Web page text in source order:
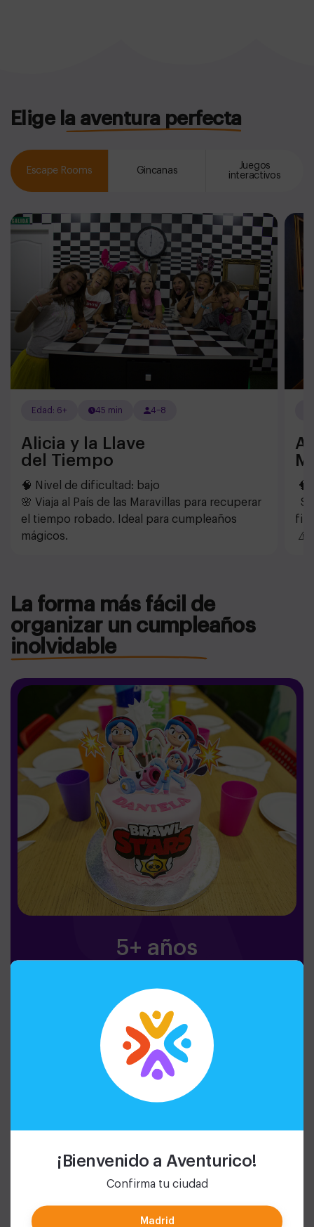
¡Bienvenido a Aventurico!
Confirma tu ciudad
Madrid
Elige la aventura perfecta
Escape Rooms Gincanas
Juegos
interactivos
Edad: 6+ 45 min 4–8
Alicia y la Llave
del Tiempo
🧠 Nivel de dificultad: bajo
🌸 Viaja al País de las Maravillas para recuperar
el tiempo robado. Ideal para cumpleaños
mágicos.
🧠
⚠️
La forma más fácil de
organizar un cumpleaños
inolvidable
5+ años
adaptadas a cada edad.